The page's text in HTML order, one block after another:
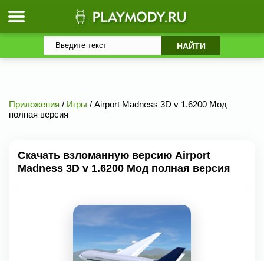
Приложения / Игры / Airport Madness 3D v 1.6200 Мод
полная версия
Скачать взломанную версию Airport
Madness 3D v 1.6200 Мод полная версия